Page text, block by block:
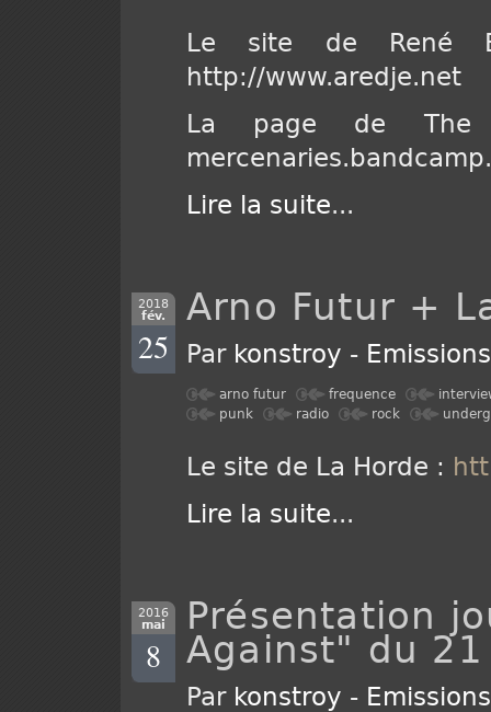
Le site de René
http://www.aredje.net
La page de The
Lire la suite...
2018
fév.
25
Arno Futur +
Par konstroy -
arno futur frequence
punk
radio rock
Le site de La Horde :
Lire la suite...
2016
mai
8
Présentation
Against" du
Par konstroy -